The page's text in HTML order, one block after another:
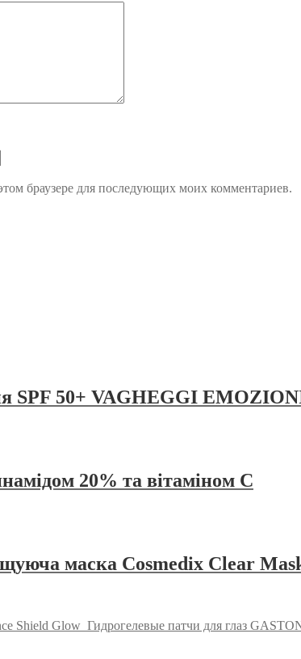
браузере для последующих моих комментариев.
SPF 50+ VAGHEGGI
20% та вітаміном C
маска Cosmedix Clear
Shield Glow Гидрогелевые патчи для глаз